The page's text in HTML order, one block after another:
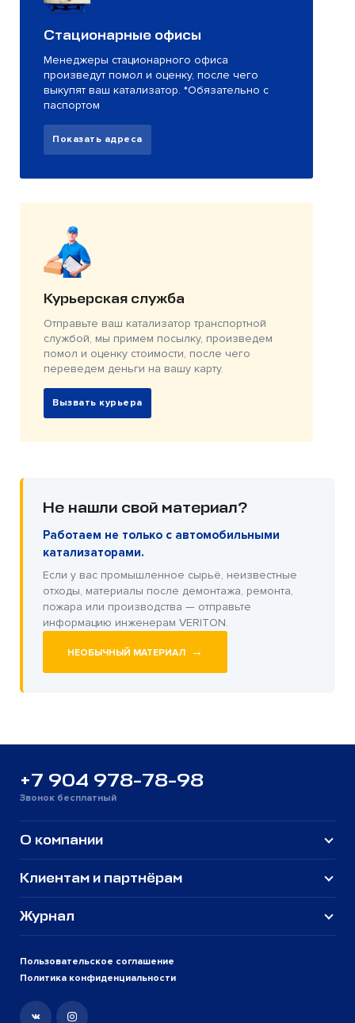
Стационарные офисы
Менеджеры стационарного офиса
произведут помол и оценку, после чего
выкупят ваш катализатор. *Обязательно с
паспортом
Показать адреса
Курьерская служба
Отправьте ваш катализатор транспортной
службой, мы примем посылку, произведем
помол и оценку стоимости, после чего
переведем деньги на вашу карту.
Вызвать курьера
Не нашли свой материал?
Работаем не только с автомобильными
катализаторами.
Если у вас промышленное сырьё, неизвестные
отходы, материалы после демонтажа, ремонта,
пожара или производства — отправьте
информацию инженерам VERITON.
НЕОБЫЧНЫЙ МАТЕРИАЛ →
+7 904 978-78-98
Звонок бесплатный
Пользовательское соглашение
Политика конфиденциальности
О компании
Клиентам и партнёрам
Журнал